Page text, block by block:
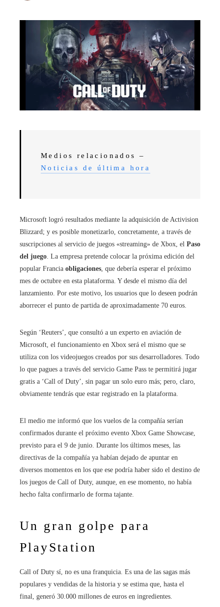
Medios relacionados –
Noticias de última hora
Microsoft logró resultados mediante la adquisición de Activision
Blizzard; y es posible monetizarlo, concretamente, a través de
suscripciones al servicio de juegos «streaming» de Xbox, el Paso
del juego . La empresa pretende colocar la próxima edición del
popular Francia obligaciones , que debería esperar el próximo
mes de octubre en esta plataforma. Y desde el mismo día del
lanzamiento. Por este motivo, los usuarios que lo deseen podrán
aborrecer el punto de partida de aproximadamente 70 euros.
Según ‘Reuters’, que consultó a un experto en aviación de
Microsoft, el funcionamiento en Xbox será el mismo que se
utiliza con los videojuegos creados por sus desarrolladores. Todo
lo que pagues a través del servicio Game Pass te permitirá jugar
gratis a ‘Call of Duty’, sin pagar un solo euro más; pero, claro,
obviamente tendrás que estar registrado en la plataforma.
El medio me informó que los vuelos de la compañía serían
confirmados durante el próximo evento Xbox Game Showcase,
previsto para el 9 de junio. Durante los últimos meses, las
directivas de la compañía ya habían dejado de apuntar en
diversos momentos en los que ese podría haber sido el destino de
los juegos de Call of Duty, aunque, en ese momento, no había
hecho falta confirmarlo de forma tajante.
Un gran golpe para
PlayStation
Call of Duty sí, no es una franquicia. Es una de las sagas más
populares y vendidas de la historia y se estima que, hasta el
final, generó 30.000 millones de euros en ingredientes.